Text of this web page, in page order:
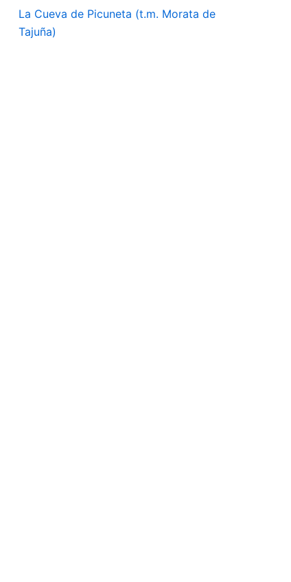
La Cueva de Picuneta (t.m. Morata de
Tajuña)